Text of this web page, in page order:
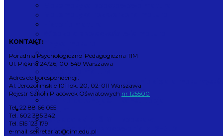
Biologia matura
Chemia matura
Trening skutecznego uczenia się dla
Wybór uczelni – konsultacja
Kursy liceum
Język polski kl. 3LO – podstaw.
Język polski wypracowania kl. 2-3LO
KONTAKT:
Poradnia Psychologiczno-Pedagogiczna TIM
Ul. Piękna 24/26, 00-549 Warszawa
Adres do korespondencji:
Al. Jerozolimskie 101 lok. 20, 02-011 Warszawa
Rejestr Szkół i Placówek Oświatowych nr 125500
Tel. 22 88 66 055
Tel. 602 385 342
Tel. 515 123 179
e-mail: sekretariat@tim.edu.pl